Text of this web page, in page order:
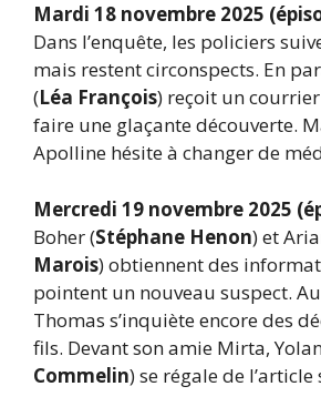
Mardi 18 novembre 2025
Dans l’enquête, les policiers
mais restent circonspects. En
(Léa François) reçoit un
faire une glaçante découverte.
Apolline hésite à changer de
Mercredi 19 novembre 2025
Boher (Stéphane Henon) et
Marois) obtiennent des
pointent un nouveau suspect.
Thomas s’inquiète encore des
fils. Devant son amie Mirta,
Commelin) se régale de